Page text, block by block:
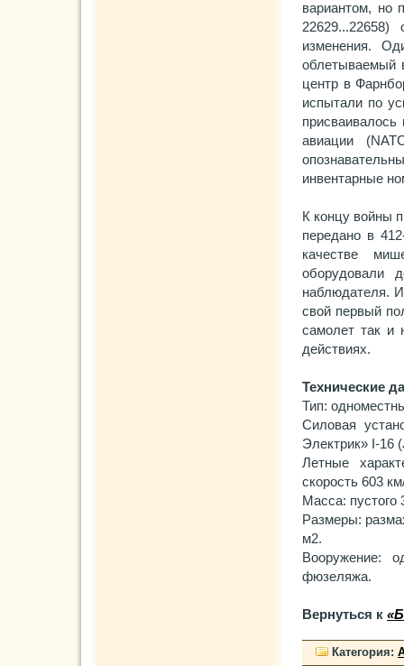
вариантом, но
изменения.
облетываемый
центр в
испытали по
авиации
инвентарные
К концу войны
передано в
качестве
оборудовали
наблюдателя.
свой первый
самолет так и
действиях.
Технические
Тип:
Силовая
Электрик» I-16
Летные
скорость 603
Масса: пустого
Размеры:
м2.
Вооружение:
фюзеляжа.
Вернуться к
Категория: